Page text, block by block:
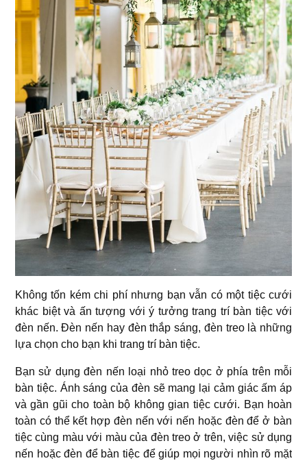
Không tốn kém chi phí nhưng bạn vẫn có một tiệc cưới
khác biệt và ấn tượng với ý tưởng trang trí bàn tiệc với
đèn nến. Đèn nến hay đèn thắp sáng, đèn treo là những
lựa chọn cho bạn khi trang trí bàn tiệc.
Bạn sử dụng đèn nến loại nhỏ treo dọc ở phía trên mỗi
bàn tiệc. Ánh sáng của đèn sẽ mang lại cảm giác ấm áp
và gần gũi cho toàn bộ không gian tiệc cưới. Bạn hoàn
toàn có thể kết hợp đèn nến với nến hoặc đèn để ở bàn
tiệc cùng màu với màu của đèn treo ở trên, việc sử dụng
nến hoặc đèn để bàn tiệc để giúp mọi người nhìn rõ mặt